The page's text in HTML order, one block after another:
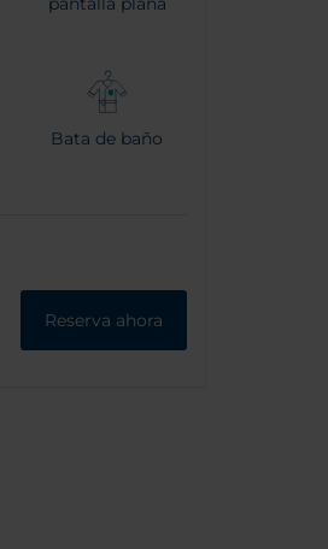
Bata de baño
Reserva ahora